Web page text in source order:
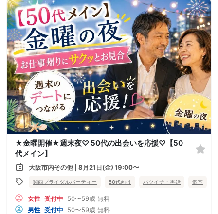
★金曜開催★週末夜♡ 50代の出会いを応援♡【50
代メイン】
大阪市内その他 | 8月21日(金) 19:00〜
関西ブライダルパーティー 50代向け バツイチ・再婚 個室
女性 受付中 50〜59歳 無料
男性 受付中 50〜59歳 無料